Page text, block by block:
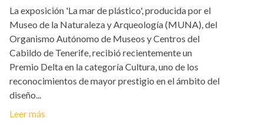
La exposición 'La mar de plástico', producida por el
Museo de la Naturaleza y Arqueología (MUNA), del
Organismo Autónomo de Museos y Centros del
Cabildo de Tenerife, recibió recientemente un
Premio Delta en la categoría Cultura, uno de los
reconocimientos de mayor prestigio en el ámbito del
diseño...
Leer más